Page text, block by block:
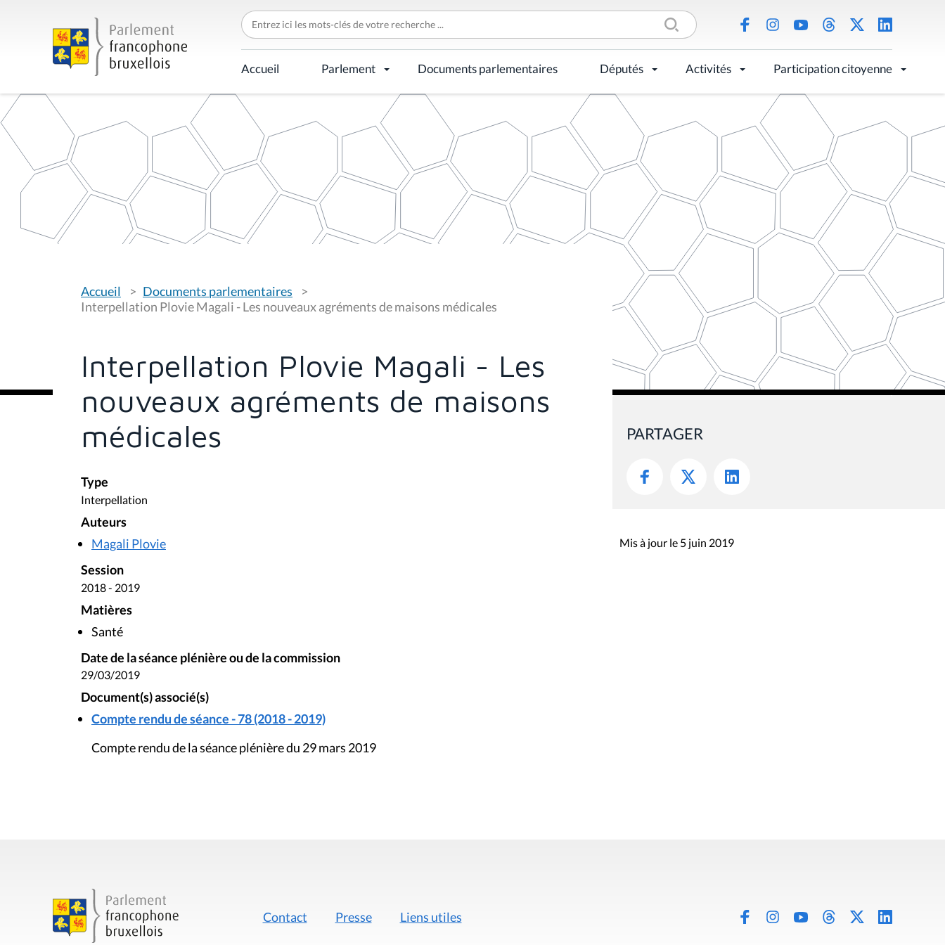
C
h
e
r
c
h
r
p
Accueil Parlement Documents parlementaires Députés Activités Participation citoyenne
o
u
Accueil
Documents parlementaires
Interpellation Plovie Magali - Les nouveaux agréments de maisons médicales
Interpellation Plovie Magali - Les
nouveaux agréments de maisons
médicales
Type
Interpellation
Auteurs
Magali Plovie
Session
2018 - 2019
Matières
Santé
Date de la séance plénière ou de la commission
29/03/2019
Document(s) associé(s)
Compte rendu de séance - 78 (2018 - 2019)
Compte rendu de la séance plénière du 29 mars 2019
PARTAGER
Mis à jour le 5 juin 2019
Contact Presse Liens utiles